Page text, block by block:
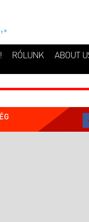
RÓLUNK ABOUT